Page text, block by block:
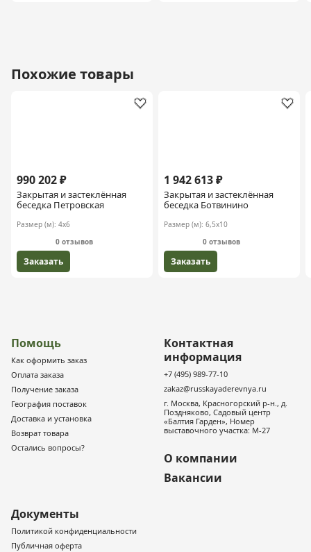
Похожие товары
990 202 ₽
Закрытая и застеклённая
беседка Петровская
Размер (м): 4х6
0 отзывов
Заказать
1 942 613 ₽
Закрытая и застеклённая
беседка Ботвинино
Размер (м): 6,5х10
0 отзывов
Заказать
Помощь
Как оформить заказ
Оплата заказа
Получение заказа
География поставок
Доставка и установка
Возврат товара
Остались вопросы?
Контактная
информация
+7 (495) 989-77-10
zakaz@russkayaderevnya.ru
г. Москва, Красногорский р-н., д.
Поздняково, Садовый центр
«Балтия Гарден», Номер
выставочного участка: М-27
О компании
Вакансии
Документы
Политикой конфиденциальности
Публичная оферта